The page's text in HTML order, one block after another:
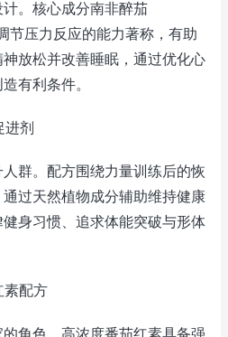
。核心成分南非醉茄
节压力反应的能力著称，有助
放松并改善睡眠，通过优化心
有利条件。
剂
。配方围绕力量训练后的恢
过天然植物成分辅助维持健康
身习惯、追求体能突破与形体
配方
色。高浓度番茄红素具备强